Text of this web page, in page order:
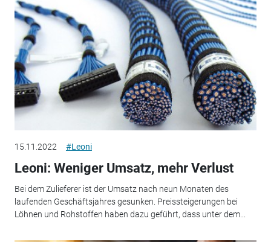
15.11.2022 #Leoni
Leoni: Weniger Umsatz, mehr Verlust
Bei dem Zulieferer ist der Umsatz nach neun Monaten des
laufenden Geschäftsjahres gesunken. Preissteigerungen bei
Löhnen und Rohstoffen haben dazu geführt, dass unter dem...